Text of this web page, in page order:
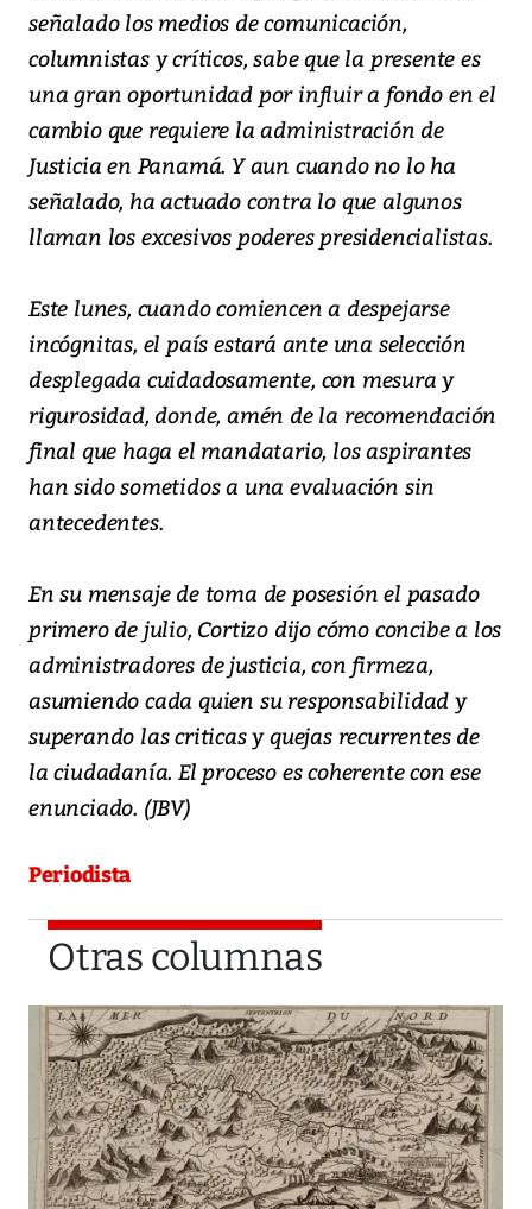
señalado los medios de comunicación,
columnistas y críticos, sabe que la presente es
una gran oportunidad por influir a fondo en el
cambio que requiere la administración de
Justicia en Panamá. Y aun cuando no lo ha
señalado, ha actuado contra lo que algunos
llaman los excesivos poderes presidencialistas.
Este lunes, cuando comiencen a despejarse
incógnitas, el país estará ante una selección
desplegada cuidadosamente, con mesura y
rigurosidad, donde, amén de la recomendación
final que haga el mandatario, los aspirantes
han sido sometidos a una evaluación sin
antecedentes.
En su mensaje de toma de posesión el pasado
primero de julio, Cortizo dijo cómo concibe a los
administradores de justicia, con firmeza,
asumiendo cada quien su responsabilidad y
superando las criticas y quejas recurrentes de
la ciudadanía. El proceso es coherente con ese
enunciado. (JBV)
Periodista
Otras columnas